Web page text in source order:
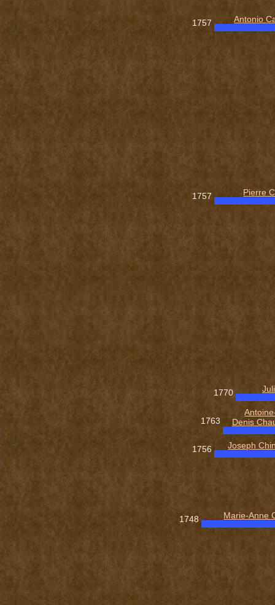
1757 Antonio
1757 Pierre
1770
1763
Denis
1756 Joseph
1748 Marie-Anne